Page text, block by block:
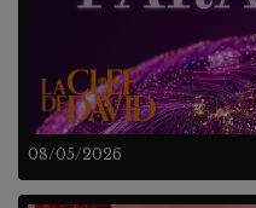
08/05/2026